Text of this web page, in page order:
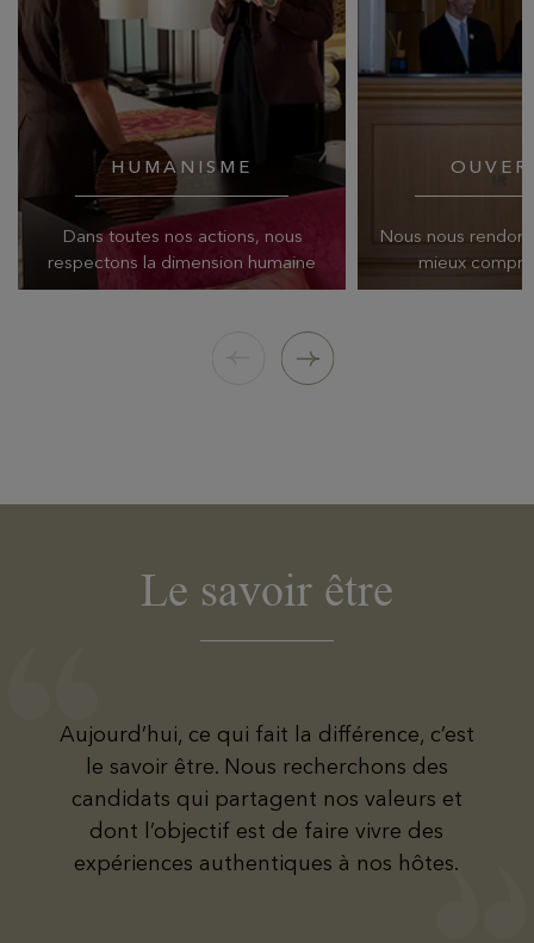
HUMANISME
Dans toutes nos actions, nous
respectons la dimension humaine
Nous nous
mieux
Le savoir être
Aujourd’hui, ce qui fait la différence, c’est
le savoir être. Nous recherchons des
candidats qui partagent nos valeurs et
dont l’objectif est de faire vivre des
expériences authentiques à nos hôtes.